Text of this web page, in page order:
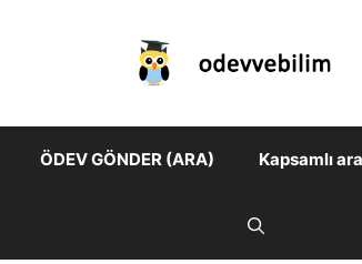
ÖDEV GÖNDER (ARA) Kapsamlı